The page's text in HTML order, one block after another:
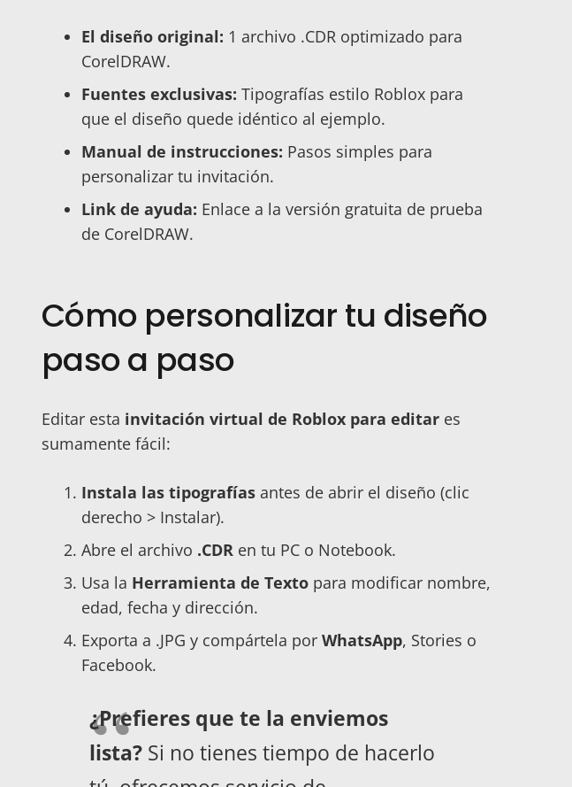
El diseño original: 1 archivo .CDR optimizado para
CorelDRAW.
Fuentes exclusivas: Tipografías estilo Roblox para
que el diseño quede idéntico al ejemplo.
Manual de instrucciones: Pasos simples para
personalizar tu invitación.
Link de ayuda: Enlace a la versión gratuita de prueba
de CorelDRAW.
Cómo personalizar tu diseño
paso a paso
Editar esta invitación virtual de Roblox para editar es
sumamente fácil:
Instala las tipografías antes de abrir el diseño (clic
derecho > Instalar).
Abre el archivo .CDR en tu PC o Notebook.
Usa la Herramienta de Texto para modificar nombre,
edad, fecha y dirección.
Exporta a .JPG y compártela por WhatsApp, Stories o
Facebook.
¿Prefieres que te la enviemos
lista? Si no tienes tiempo de hacerlo